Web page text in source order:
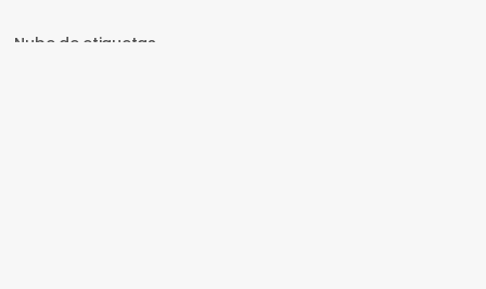
Nube de etiquetas